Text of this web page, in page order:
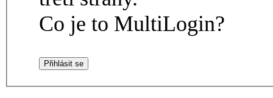
Co je to MultiLogin?